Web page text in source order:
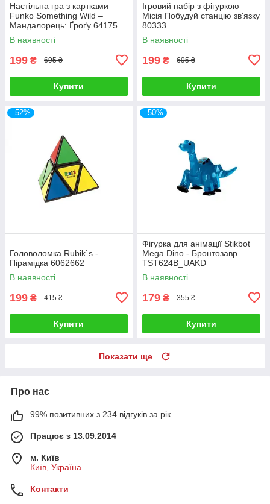
Настільна гра з картками
Funko Something Wild –
Мандалорець: Ґроґу 64175
В наявності
199 ₴ 695 ₴
Купити
Ігровий набір з фігуркою –
Місія Побудуй станцію зв'язку
80333
В наявності
199 ₴ 695 ₴
Купити
–52%
Головоломка Rubik`s -
Пірамідка 6062662
В наявності
199 ₴ 415 ₴
Купити
–50%
Фігурка для анімації Stikbot
Mega Dino - Бронтозавр
TST624B_UAKD
В наявності
179 ₴ 355 ₴
Купити
Показати ще
Про нас
99% позитивних з 234 відгуків за рік
Працює з 13.09.2014
м. Київ
Київ, Україна
Контакти